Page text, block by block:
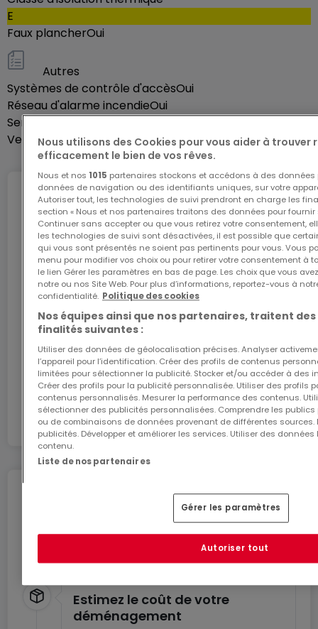
travailler, une crèche, une salle de fitness, une salle
de jeux et une bibliothèque. Détendez-vous après
des magnifiques espaces naturels qui font la
renommée de la ville.
Domiciliez votre entreprise dans un bureau privatif
de 15 m² à Regus Luxembourg Airport Moonar , qui
convient à 3 employés. Du mobilier au Wi-Fi haut
débit, tout est pris en charge dans nos moyens
bureaux entièrement équipés, afin que vous
puissiez vous consacrer entièrement à votre
activité. Louez un bureau flexible pour une seule
journée ou plus longtemps, et personnalisez votre
espace selon les besoins spécifiques de votre
entreprise.
Les bureaux privés Regus comprennent les
éléments suivants :
- Accès à notre réseau mondial comptant des
milliers de sites dans le monde entier
- Équipe d'assistance et de réception très
expérimentée
- Technologies et Wi-Fi de qualité et sécurisés
- Imprimantes et accès à une aide administrative
- Nettoyage, services et sécurité
- Espace de bureau disponible à l'heure, à la
journée ou au mois
- Événements de réseautage et de la
- Gestion du compte et des réservations simplifiée
via notre appli
E
Faux plancherOui
Autres
Systèmes de contrôle d'accèsOui
Réseau d'alarme incendieOui
Service de nettoyage
VestiairesOui
Internet
L'internet Giga : l'Internet à domicile
Bénéficiez d’1 mois d’internet gratuit avec le code
ATHOME26 sur le réseau le plus rapide du
Luxembourg.
En partenariat avec
Déménagez en toute
Profitez de ces services pour un déménagement
en toute sérénité.
Estimez le coût de votre
déménagement
Nous utilisons des Cookies pour vous aider à trouver
efficacement le bien de vos rêves.
Nous et nos 1015 partenaires stockons et accédons à des
données de navigation ou des identifiants uniques, sur votre
Autoriser tout, les technologies de suivi prendront en charge les
section « Nous et nos partenaires traitons des données pour fournir
Continuer sans accepter ou que vous retirez votre consentement,
les technologies de suivi sont désactivées, il est possible que
qui vous sont présentés ne soient pas pertinents pour vous. Vous
menu pour modifier vos choix ou pour retirer votre consentement à
le lien Gérer les paramètres en bas de page. Les choix que vous
notre ou nos Site Web. Pour plus d’informations, reportez-vous à
confidentialité. Politique des cookies
Nos équipes ainsi que nos partenaires, traitent
finalités suivantes :
Utiliser des données de géolocalisation précises. Analyser
l’appareil pour l’identification. Créer des profils de contenus
limitées pour sélectionner la publicité. Stocker et/ou accéder à des
Créer des profils pour la publicité personnalisée. Utiliser des profils
contenus personnalisés. Mesurer la performance des contenus.
sélectionner des publicités personnalisées. Comprendre les
ou de combinaisons de données provenant de différentes sources.
publicités. Développer et améliorer les services. Utiliser des
contenu.
Liste de nos partenaires
Gérer les paramètres
Autoriser tout